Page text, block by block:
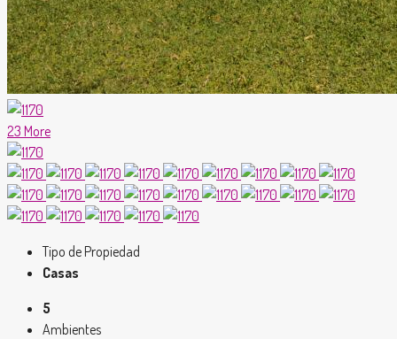
23 More
Tipo de Propiedad
Casas
5
Ambientes